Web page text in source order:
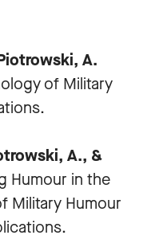
A.
of Military
A., &
Humour in the
Military Humour